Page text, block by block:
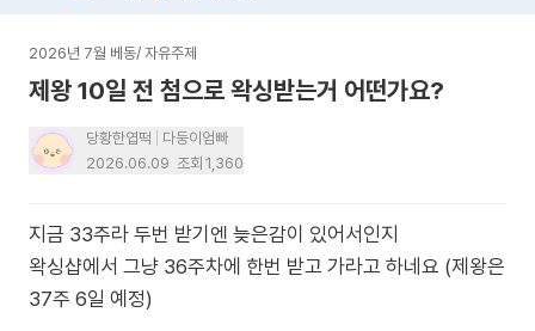
2026년 7월 베동/ 자유주제
제왕 10일 전 첨으로 왁싱받는거 어떤가요?
당황한엽떡
다둥이엄빠
2026.06.09 조회 1,360
지금 33주라 두번 받기엔 늦은감이 있어서인지
왁싱샵에서 그냥 36주차에 한번 받고 가라고 하네요 (제왕은
37주 6일 예정)